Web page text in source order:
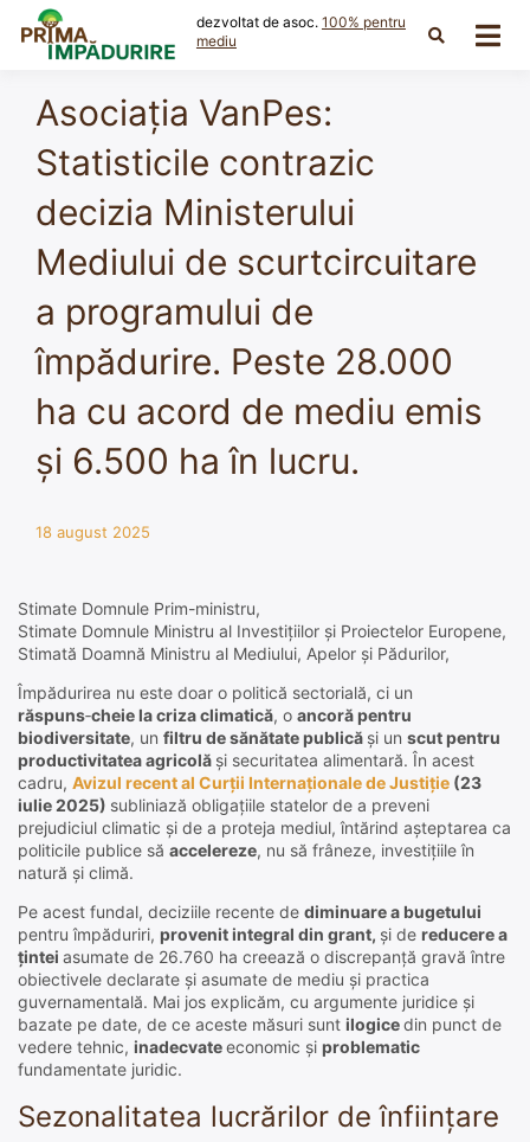
content
dezvoltat de asoc. 100% pentru
mediu
Asociația VanPes:
Statisticile contrazic
decizia Ministerului
Mediului de scurtcircuitare
a programului de
împădurire. Peste 28.000
ha cu acord de mediu emis
și 6.500 ha în lucru.
18 august 2025
Stimate Domnule Prim-ministru,
Stimate Domnule Ministru al Investițiilor și Proiectelor Europene,
Stimată Doamnă Ministru al Mediului, Apelor și Pădurilor,
Împădurirea nu este doar o politică sectorială, ci un
răspuns‑cheie la criza climatică, o ancoră pentru
biodiversitate, un filtru de sănătate publică și un scut pentru
productivitatea agricolă și securitatea alimentară. În acest
cadru, Avizul recent al Curții Internaționale de Justiție (23
iulie 2025) subliniază obligațiile statelor de a preveni
prejudiciul climatic și de a proteja mediul, întărind așteptarea ca
politicile publice să accelereze, nu să frâneze, investițiile în
natură și climă.
Pe acest fundal, deciziile recente de diminuare a bugetului
pentru împăduriri, provenit integral din grant, și de reducere a
țintei asumate de 26.760 ha creează o discrepanță gravă între
obiectivele declarate și asumate de mediu și practica
guvernamentală. Mai jos explicăm, cu argumente juridice și
bazate pe date, de ce aceste măsuri sunt ilogicedin punct de
vedere tehnic, inadecvateeconomic și problematic
fundamentate juridic.
Sezonalitatea lucrărilor de înființare